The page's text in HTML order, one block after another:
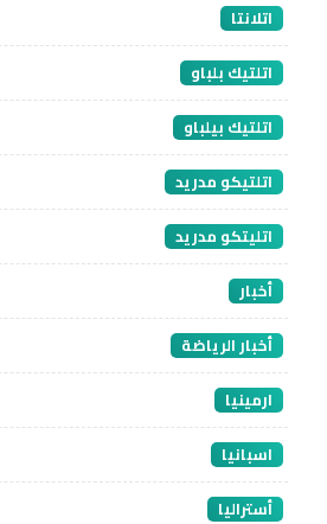
اتلانتا
اتلتيك بلباو
اتلتيك بيلباو
اتلتيكو مدريد
اتليتكو مدريد
أخبار
أخبار الرياضة
ارمينيا
اسبانيا
أستراليا